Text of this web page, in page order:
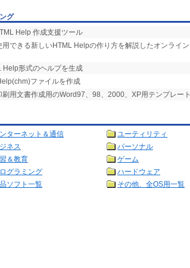
グ
Help 作成支援ツール
できる新しいHTML Helpの作り方を解説したオンライン
Help形式のヘルプを生成
ファイルを作成
用文書作成用のWord97、98、2000、XP用テンプレート
ターネット＆通信
ユーティリティ
ネス
パーソナル
＆教育
ゲーム
グラミング
ハードウェア
ソフト一覧 その他、全OS用一覧